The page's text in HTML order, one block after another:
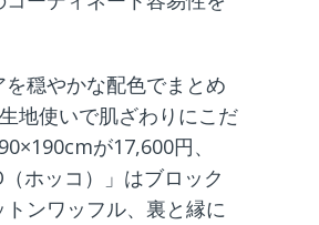
穏やかな配色でまとめ
地使いで肌ざわりにこだ
が17,600円、
ホッコ）」はブロック
ンワッフル、裏と縁に